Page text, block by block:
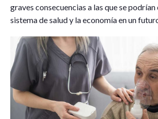
graves consecuencias a las que se
sistema de salud y la economía en un